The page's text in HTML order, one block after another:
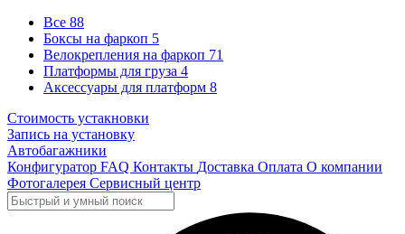
Все 88
Боксы на фаркоп 5
Велокрепления на фаркоп 71
Платформы для груза 4
Аксессуары для платформ 8
Стоимость устакновки
Запись на установку
Автобагажники
Конфигуратор FAQ Контакты Доставка Оплата О компании
Фотогалерея Сервисный центр